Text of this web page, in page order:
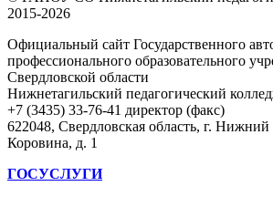
2015-2026
Официальный сайт Государственного
профессионального образовательного
Свердловской области
Нижнетагильский педагогический
+7 (3435) 33-76-41 директор (факс)
622048, Свердловская область, г. Нижний
Коровина, д. 1
ГОСУСЛУГИ